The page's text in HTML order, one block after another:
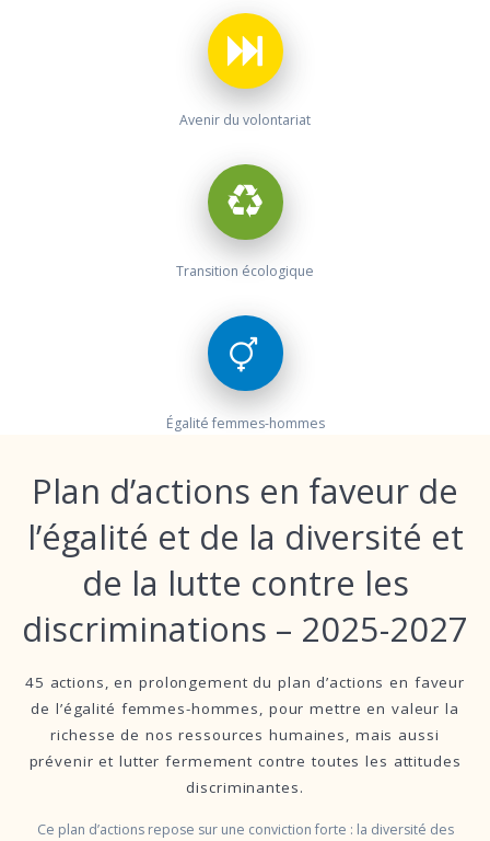
Avenir du volontariat
Transition écologique
Égalité femmes-hommes
Plan d’actions en faveur de
l’égalité et de la diversité et
de la lutte contre les
discriminations – 2025-2027
45 actions, en prolongement du plan d’actions en faveur
de l’égalité femmes-hommes, pour mettre en valeur la
richesse de nos ressources humaines, mais aussi
prévenir et lutter fermement contre toutes les attitudes
discriminantes.
Ce plan d’actions repose sur une conviction forte : la diversité des